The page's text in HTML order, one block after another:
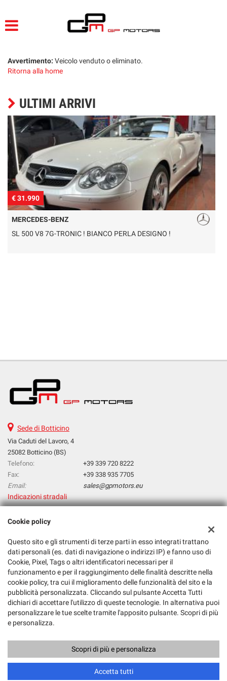
ACQUISTIAMO USATO
ASSISTENZA
CONTATTI
Avvertimento: Veicolo venduto o eliminato.
Ritorna alla home
ULTIMI ARRIVI
€ 31.990
MERCEDES-BENZ
SL 500 V8 7G-TRONIC ! BIANCO PERLA DESIGNO !
Sede di Botticino
Via Caduti del Lavoro, 4
25082 Botticino (BS)
Telefono:
+39 339 720 8222
Fax:
+39 338 935 7705
Email:
sales@gpmotors.eu
Indicazioni stradali
Gp Srl Unipersonale
VIA DEL BRENNERO 139/17 - 38121 TRENTO (TN)
C.F/P.IVA: 03209750987
Registro delle imprese: BS
Copyright © 2026 GestionaleAuto.com S.r.l., Tutti i diritti riservati -
Leggi l'informativa sulla privacy-Cookie Policy
GestionaleAuto.com
Cookie policy
Questo sito e gli strumenti di terze parti in esso integrati trattano
dati personali (es. dati di navigazione o indirizzi IP) e fanno uso di
Cookie, Pixel, Tags o altri identificatori necessari per il
funzionamento e per il raggiungimento delle finalità descritte nella
cookie policy, tra cui il miglioramento delle funzionalità del sito e la
pubblicità personalizzata. Cliccando sul pulsante Accetta Tutti
dichiari di accettare l'utilizzo di queste tecnologie. In alternativa puoi
personalizzare le tue scelte tramite l'apposito pulsante. Scopri di più
e personalizza.
Scopri di più e personalizza
Accetta tutti